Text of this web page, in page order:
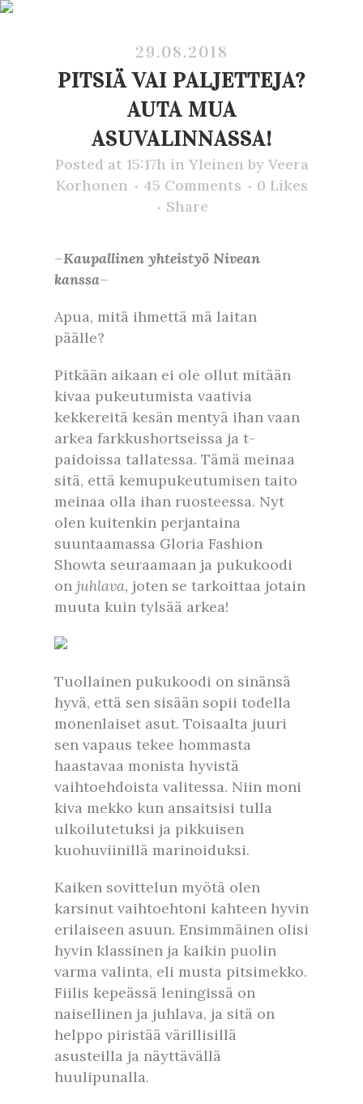
29.08.2018
PITSIÄ VAI PALJETTEJA?
AUTA MUA
ASUVALINNASSA!
Posted at 15:17h in Yleinen by Veera
Korhonen
45 Comments 0 Likes
Share
–Kaupallinen yhteistyö Nivean
kanssa–
Apua, mitä ihmettä mä laitan
päälle?
Pitkään aikaan ei ole ollut mitään
kivaa pukeutumista vaativia
kekkereitä kesän mentyä ihan vaan
arkea farkkushortseissa ja t-
paidoissa tallatessa. Tämä meinaa
sitä, että kemupukeutumisen taito
meinaa olla ihan ruosteessa. Nyt
olen kuitenkin perjantaina
suuntaamassa Gloria Fashion
Showta seuraamaan ja pukukoodi
on juhlava, joten se tarkoittaa jotain
muuta kuin tylsää arkea!
Tuollainen pukukoodi on sinänsä
hyvä, että sen sisään sopii todella
monenlaiset asut. Toisaalta juuri
sen vapaus tekee hommasta
haastavaa monista hyvistä
vaihtoehdoista valitessa. Niin moni
kiva mekko kun ansaitsisi tulla
ulkoilutetuksi ja pikkuisen
kuohuviinillä marinoiduksi.
Kaiken sovittelun myötä olen
karsinut vaihtoehtoni kahteen hyvin
erilaiseen asuun. Ensimmäinen olisi
hyvin klassinen ja kaikin puolin
varma valinta, eli musta pitsimekko.
Fiilis kepeässä leningissä on
naisellinen ja juhlava, ja sitä on
helppo piristää värillisillä
asusteilla ja näyttävällä
huulipunalla.